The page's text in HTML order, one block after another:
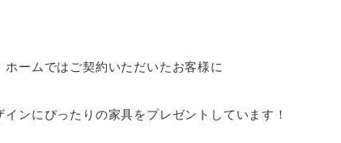
ホームではご契約いただいたお客様に
インにぴったりの家具をプレゼントしています！